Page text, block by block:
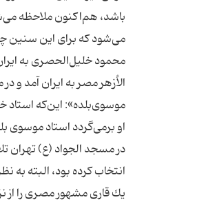
باشد، هم‌اكنون ملاحظه
می‌شود كه برای این سنین
محمود خلیل‌ا‌لحصری به
الأزهر مصر به ایران آمد
موسوی‌بلده»: این‌كه استاد
او برمی‌گردد استاد موسوی
در مسجد الجواد (ع) تهران
انتخاب كرده بود، البته
یك قاری مشهور مصری را از